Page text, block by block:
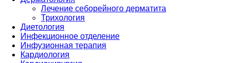
Лечение себорейного дерматита
Трихология
Диетология
Инфекционное отделение
Инфузионная терапия
Кардиология